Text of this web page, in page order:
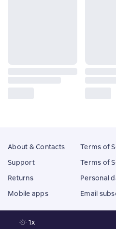
1x
About & Contacts
Support
Returns
Mobile apps
Terms of
Terms of
Personal
Email